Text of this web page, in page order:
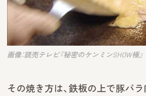
画像：読売テレビ『秘密のケンミンSHOW極』
その焼き方は、鉄板の上で豚バ